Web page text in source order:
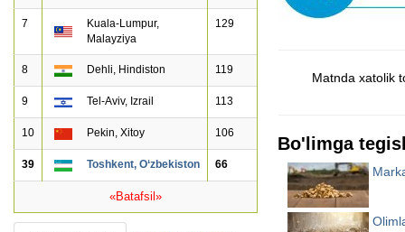
7
Kuala-Lumpur,
Malayziya
129
8 Dehli, Hindiston 119
9 Tel-Aviv, Izrail 113
10 Pekin, Xitoy 106
39 Toshkent, O‘zbekiston 66
«Batafsil»
Matnda xatolik
Bo'limga